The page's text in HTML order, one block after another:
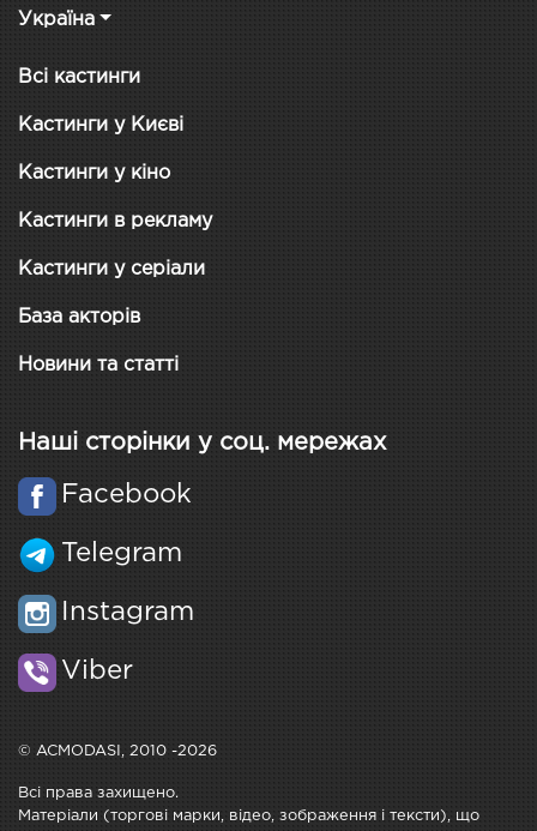
Україна
Всі кастинги
Кастинги у Києві
Кастинги у кіно
Кастинги в рекламу
Кастинги у серіали
База акторів
Новини та статті
Наші сторінки у соц. мережах
Facebook
Telegram
Instagram
Viber
© ACMODASI, 2010 -2026
Всі права захищено.
Матеріали (торгові марки, відео, зображення і тексти), що